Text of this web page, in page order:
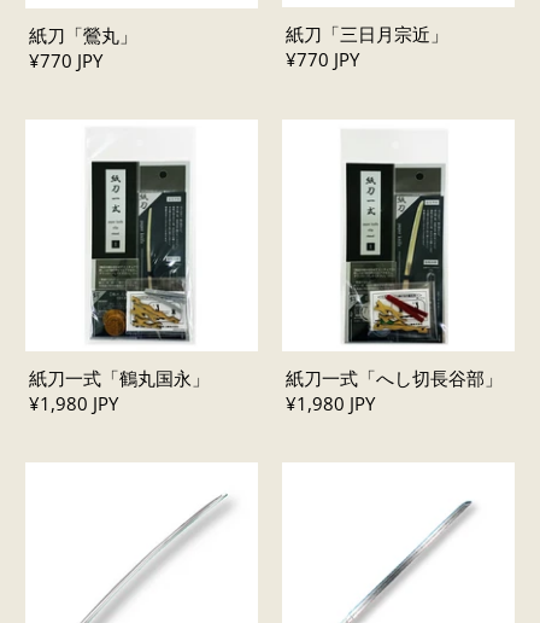
紙刀「鶯丸」
¥770 JPY
紙刀「三日月宗近」
¥770 JPY
紙刀一式「鶴丸国永」
¥1,980 JPY
紙刀一式「へし切長谷部」
¥1,980 JPY